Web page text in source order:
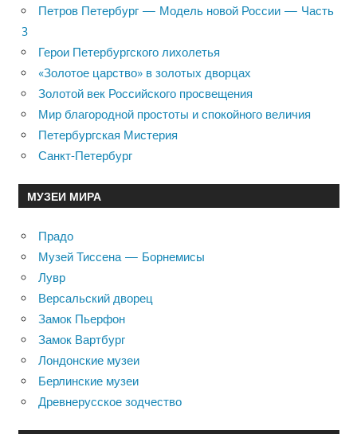
Петров Петербург — Модель новой России — Часть
3
Герои Петербургского лихолетья
«Золотое царство» в золотых дворцах
Золотой век Российского просвещения
Мир благородной простоты и спокойного величия
Петербургская Мистерия
Санкт-Петербург
МУЗЕИ МИРА
Прадо
Музей Тиссена — Борнемисы
Лувр
Версальский дворец
Замок Пьерфон
Замок Вартбург
Лондонские музеи
Берлинские музеи
Древнерусское зодчество